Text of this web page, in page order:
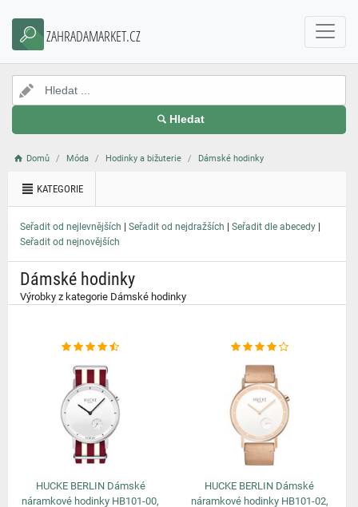
ZAHRADAMARKET.CZ
Hledat
Domů Móda Hodinky a bižuterie Dámské hodinky
KATEGORIE
Seřadit od nejlevnějších | Seřadit od nejdražších | Seřadit dle abecedy |
Seřadit od nejnovějších
Dámské hodinky
Výrobky z kategorie Dámské hodinky
HUCKE BERLIN Dámské
náramkové hodinky HB101-00,
HUCKE BERLIN Dámské
náramkové hodinky HB101-02,